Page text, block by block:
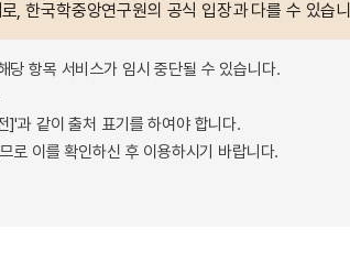
, 한국학중앙연구원의 공식 입장과 다를 수 있습
당 항목 서비스가 임시 중단될 수 있습니다.
]'과 같이 출처 표기를 하여야 합니다.
로 이를 확인하신 후 이용하시기 바랍니다.